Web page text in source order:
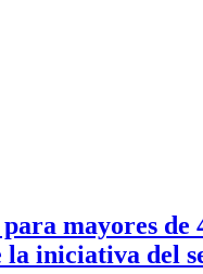
mayores de
la iniciativa del